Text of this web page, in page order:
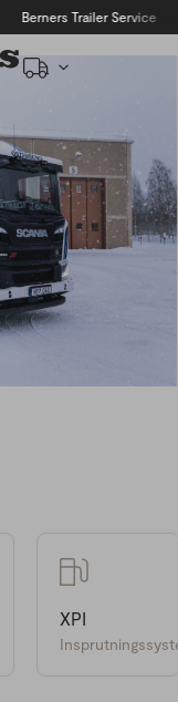
Berners Trailer Service
XPI